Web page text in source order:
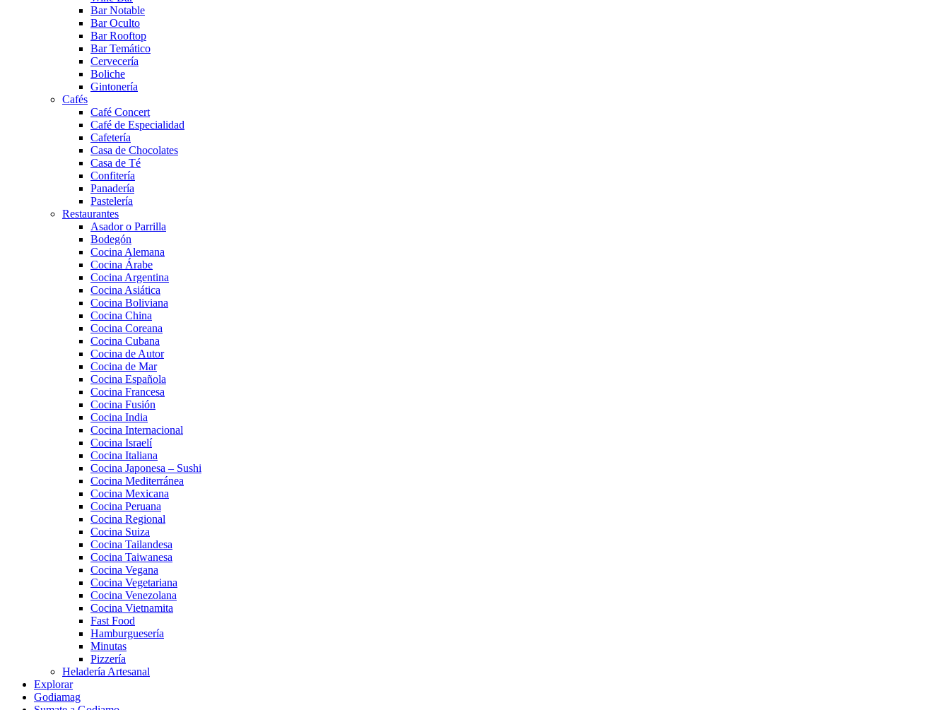
Bar Notable
Bar Oculto
Bar Rooftop
Bar Temático
Cervecería
Boliche
Gintonería
Cafés
Café Concert
Café de Especialidad
Cafetería
Casa de Chocolates
Casa de Té
Confitería
Panadería
Pastelería
Restaurantes
Asador o Parrilla
Bodegón
Cocina Alemana
Cocina Árabe
Cocina Argentina
Cocina Asiática
Cocina Boliviana
Cocina China
Cocina Coreana
Cocina Cubana
Cocina de Autor
Cocina de Mar
Cocina Española
Cocina Francesa
Cocina Fusión
Cocina India
Cocina Internacional
Cocina Israelí
Cocina Italiana
Cocina Japonesa – Sushi
Cocina Mediterránea
Cocina Mexicana
Cocina Peruana
Cocina Regional
Cocina Suiza
Cocina Tailandesa
Cocina Taiwanesa
Cocina Vegana
Cocina Vegetariana
Cocina Venezolana
Cocina Vietnamita
Fast Food
Hamburguesería
Minutas
Pizzería
Heladería Artesanal
Explorar
Godiamag